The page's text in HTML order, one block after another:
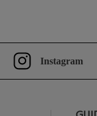
Instagram